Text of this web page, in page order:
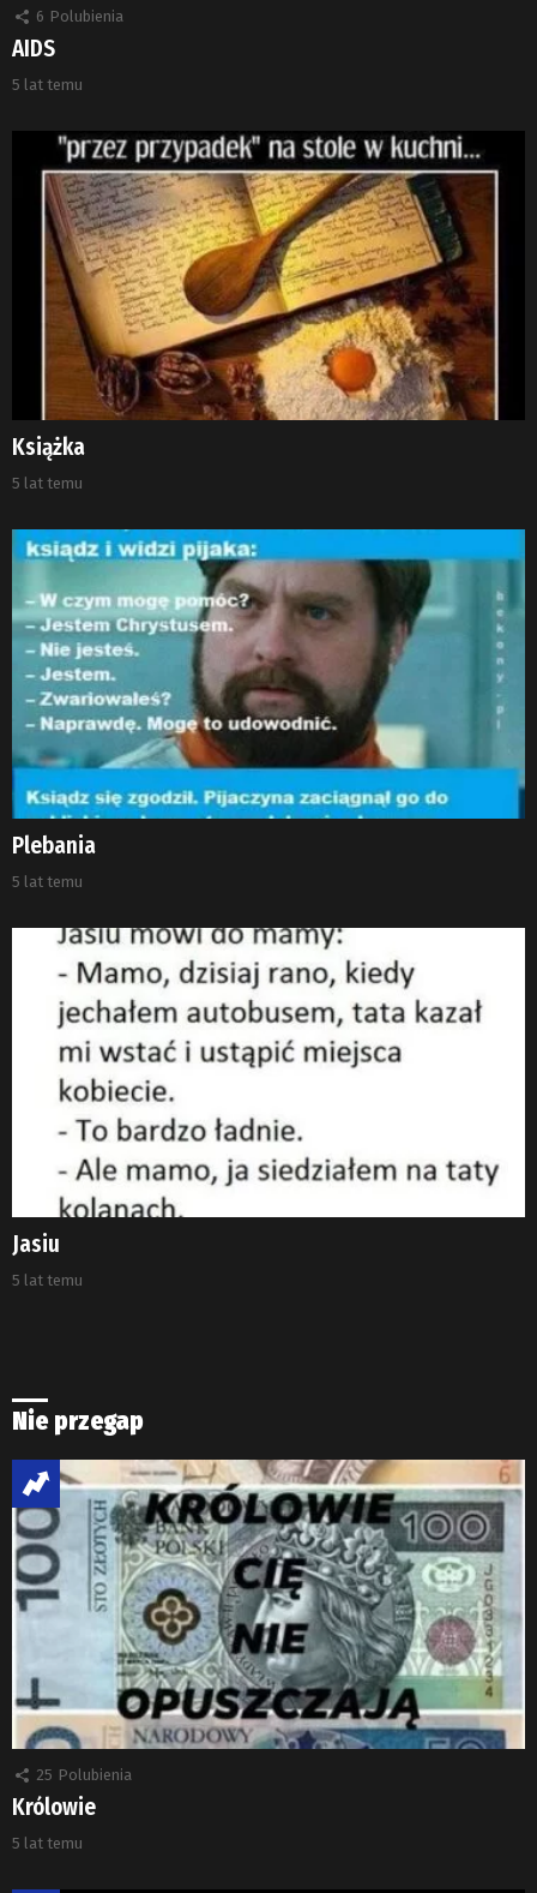
6 Polubienia
AIDS
5 lat temu
Książka
5 lat temu
Plebania
5 lat temu
Jasiu
5 lat temu
Nie przegap
25 Polubienia
Królowie
5 lat temu